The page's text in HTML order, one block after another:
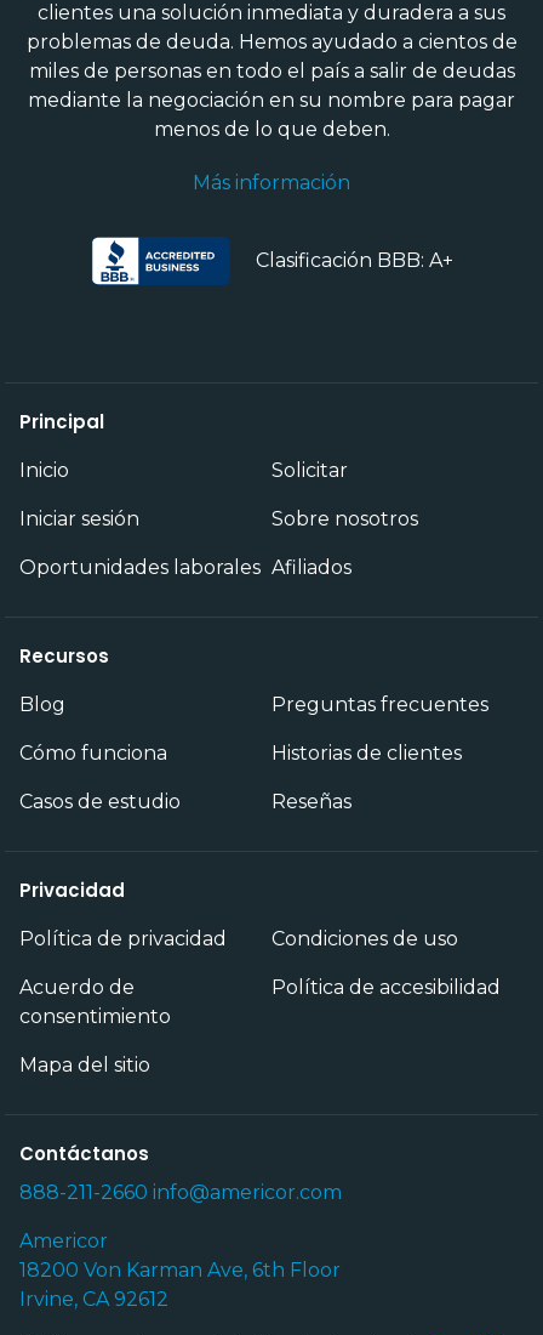
clientes una solución inmediata y duradera a sus
problemas de deuda. Hemos ayudado a cientos de
miles de personas en todo el país a salir de deudas
mediante la negociación en su nombre para pagar
menos de lo que deben.
Más información
Clasificación BBB: A+
Principal
Inicio Solicitar
Iniciar sesión Sobre nosotros
Oportunidades laborales Afiliados
Recursos
Blog Preguntas frecuentes
Cómo funciona Historias de clientes
Casos de estudio Reseñas
Privacidad
Política de privacidad Condiciones de uso
Acuerdo de
consentimiento
Política de accesibilidad
Mapa del sitio
Contáctanos
888-211-2660 info@americor.com
Americor
18200 Von Karman Ave, 6th Floor
Irvine, CA 92612